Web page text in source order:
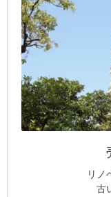
リノ
古